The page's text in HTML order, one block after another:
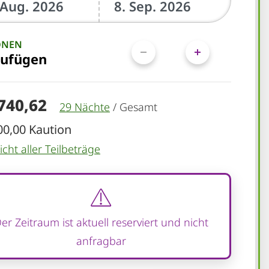
29 Nächte / Gesamt
Kaution
aller Teilbeträge
Zeitraum ist aktuell reserviert und nicht
anfragbar